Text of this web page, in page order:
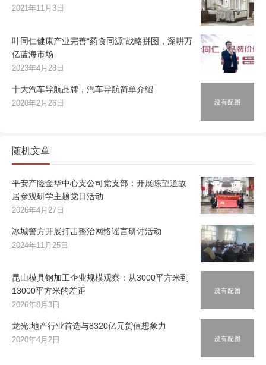
2021年11月3日
叶同仁健康产业完善“药食同源”战略拼图，深耕万
亿蓝海市场
2023年4月28日
十大汽车导航品牌，汽车导航简单介绍
2020年2月26日
随机文章
平安产险金华中心支公司党支部：开展陈望道故
居参观研学主题党日活动
2026年4月27日
冰城警方开展打击整治网络谣言研讨活动
2024年11月25日
昆山模具钢加工企业规模观察：从3000平方米到
13000平方米的差距
2026年8月3日
龙光:地产行业首选与8320亿元货值想象力
2020年4月2日